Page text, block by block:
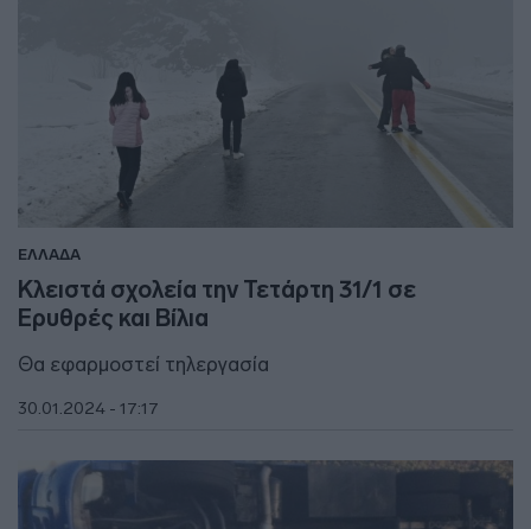
ΕΛΛΑΔΑ
Κλειστά σχολεία την Τετάρτη 31/1 σε
Ερυθρές και Βίλια
Θα εφαρμοστεί τηλεργασία
30.01.2024 - 17:17